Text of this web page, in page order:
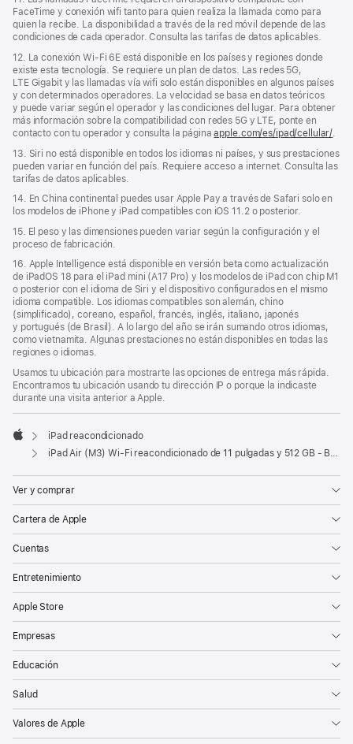
FaceTime y conexión wifi tanto para quien realiza la llamada como para
quien la recibe. La disponibilidad a través de la red móvil depende de las
condiciones de cada operador. Consulta las tarifas de datos aplicables.
12. La conexión Wi‑Fi 6E está disponible en los países y regiones donde
existe esta tecnología. Se requiere un plan de datos. Las redes 5G,
LTE Gigabit y las llamadas vía wifi solo están disponibles en algunos países
y con determinados operadores. La velocidad se basa en datos teóricos
y puede variar según el operador y las condiciones del lugar. Para obtener
más información sobre la compatibilidad con redes 5G y LTE, ponte en
contacto con tu operador y consulta la páginaapple.com/es/ipad/cellular/.
13. Siri no está disponible en todos los idiomas ni países, y sus prestaciones
pueden variar en función del país. Requiere acceso a internet. Consulta las
tarifas de datos aplicables.
14. En China continental puedes usar Apple Pay a través de Safari solo en
los modelos de iPhone y iPad compatibles con iOS 11.2 o posterior.
15. El peso y las dimensiones pueden variar según la configuración y el
proceso de fabricación.
16. Apple Intelligence está disponible en versión beta como actualización
de iPadOS 18 para el iPad mini (A17 Pro) y los modelos de iPad con chip M1
o posterior con el idioma de Siri y el dispositivo configurados en el mismo
idioma compatible. Los idiomas compatibles son alemán, chino
(simplificado), coreano, español, francés, inglés, italiano, japonés
y portugués (de Brasil). A lo largo del año se irán sumando otros idiomas,
como vietnamita. Algunas prestaciones no están disponibles en todas las
regiones o idiomas.
Usamos tu ubicación para mostrarte las opciones de entrega más rápida.
Encontramos tu ubicación usando tu dirección IP o porque la indicaste
durante una visita anterior a Apple.
Apple
iPad reacondicionado
iPad Air (M3) Wi-Fi reacondicionado de 11 pulgadas y 512 GB - Blanco estrella
Ver y comprar
Cartera de Apple
Cuentas
Entretenimiento
Apple Store
Empresas
Educación
Salud
Valores de Apple